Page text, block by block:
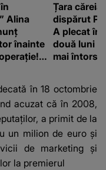
Alina
înainte
Țara căreia
dispărut
A plecat în
două luni
mai întors
în 18 octombrie
acuzat că în 2008,
a primit de la
un milion de euro şi
de marketing şi
la premierul